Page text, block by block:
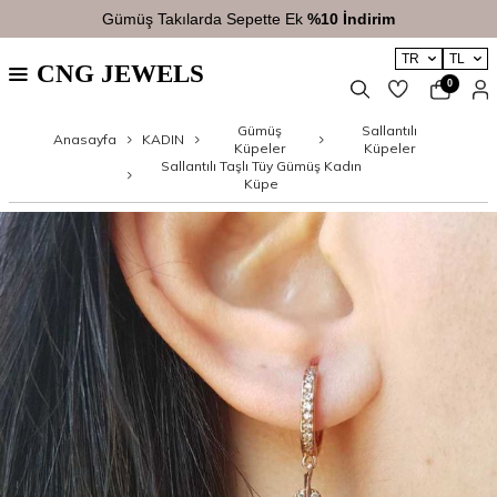
Gümüş Takılarda Sepette Ek %10 İndirim
TR TL
CNG JEWELS 0
Anasayfa KADIN
Gümüş
Küpeler
Sallantılı
Küpeler
Sallantılı Taşlı Tüy Gümüş Kadın
Küpe